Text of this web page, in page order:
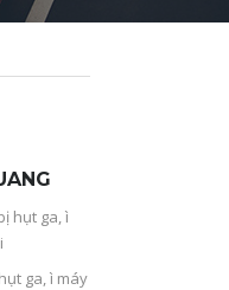
hụt ga, ì
ga, ì máy